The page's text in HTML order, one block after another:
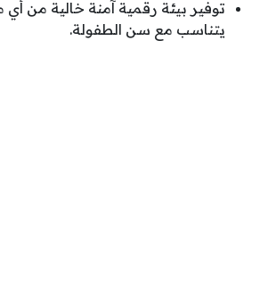
توفير بيئة رقمية آمنة خالية من أي
يتناسب مع سن الطفولة.